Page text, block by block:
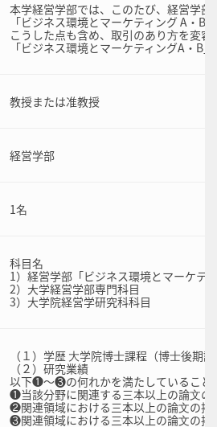
本学経営学部では、このたび、経営学
「ビジネス環境とマーケティング A・
こうした点も含め、取引のあり⽅を変
「ビジネス環境とマーケティングA・
教授または准教授
経営学部
1名
科目名
1）経営学部「ビジネス環境とマーケテ
2）大学経営学部専門科目
3）大学院経営学研究科科目
（１）学歴 ⼤学院博⼠課程（博⼠後期
（２）研究業績
以下❶〜❸の何れかを満たしていること
❶当該分野に関連する三本以上の論⽂の
❷関連領域における三本以上の論⽂の掲
❸関連領域における三本以上の論⽂の掲